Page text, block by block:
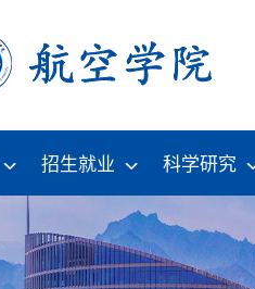
招生就业 科学研究